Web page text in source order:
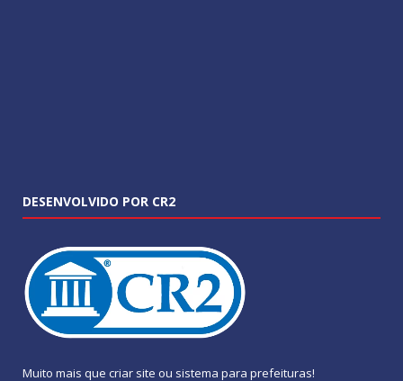
DESENVOLVIDO POR CR2
Muito mais que criar site ou sistema para prefeituras!